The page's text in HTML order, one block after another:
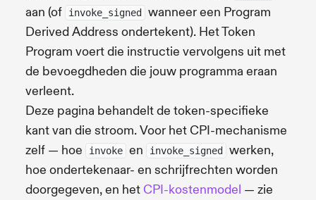
aan (of invoke_signed
wanneer een Program
Derived Address ondertekent). Het Token
Program voert die instructie vervolgens uit met
de bevoegdheden die jouw programma eraan
verleent.
Deze pagina behandelt de token-specifieke
kant van die stroom. Voor het CPI-mechanisme
zelf — hoe
invoke en invoke_signed
werken,
hoe ondertekenaar- en schrijfrechten worden
doorgegeven, en het CPI-kostenmodel — zie